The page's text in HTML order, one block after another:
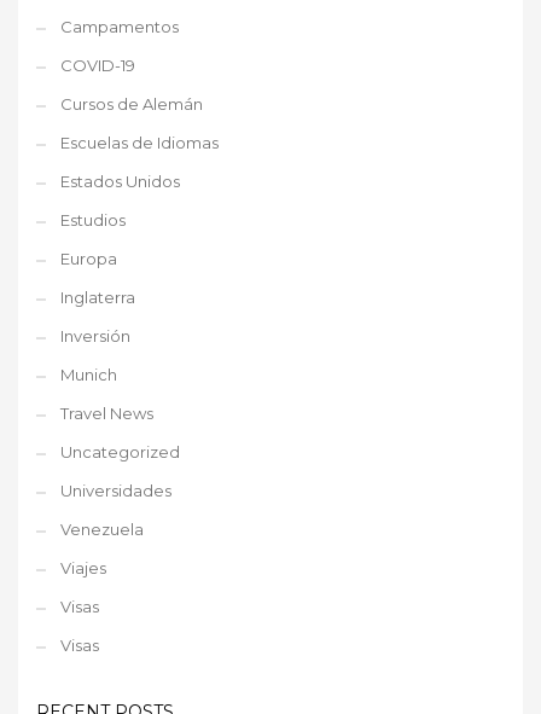
Campamentos
COVID-19
Cursos de Alemán
Escuelas de Idiomas
Estados Unidos
Estudios
Europa
Inglaterra
Inversión
Munich
Travel News
Uncategorized
Universidades
Venezuela
Viajes
Visas
Visas